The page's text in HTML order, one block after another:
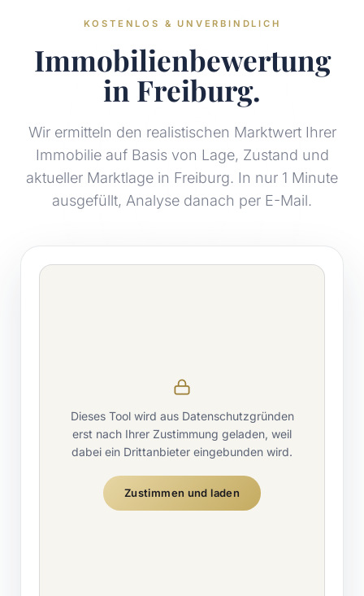
KOSTENLOS & UNVERBINDLICH
Immobilienbewertung
in Freiburg.
Wir ermitteln den realistischen Marktwert Ihrer
Immobilie auf Basis von Lage, Zustand und
aktueller Marktlage in Freiburg. In nur 1 Minute
ausgefüllt, Analyse danach per E-Mail.
Dieses Tool wird aus Datenschutzgründen
erst nach Ihrer Zustimmung geladen, weil
dabei ein Drittanbieter eingebunden wird.
Zustimmen und laden